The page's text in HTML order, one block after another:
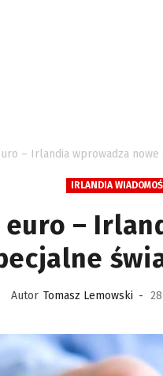
– Irlandia wprowadza
IRLANDIA
–
Autor Tomasz Lemowski -